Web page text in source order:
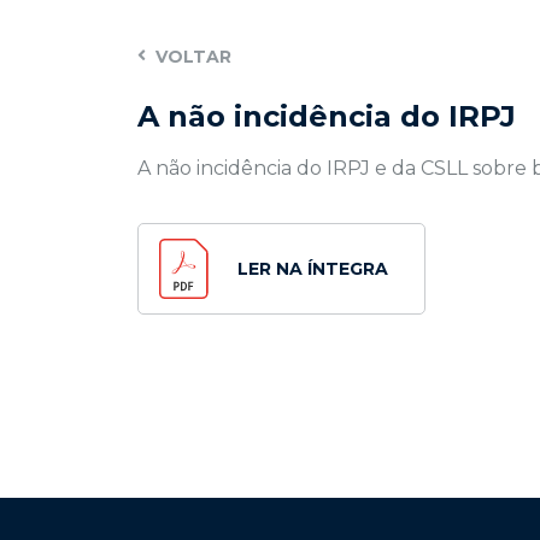
VOLTAR
A não incidência do IRPJ
A não incidência do IRPJ e da CSLL sobre
LER NA ÍNTEGRA